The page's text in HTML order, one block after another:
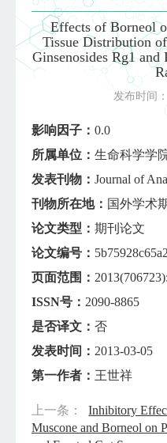
Effects of Borneol
Tissue Distribution
Ginsenosides Rg1
发布时间：
影响因子： 0.0
所属单位： 生命科学学
发表刊物： Journal of
刊物所在地： 国外学术
论文类型： 期刊论文
论文编号：
页面范围：
ISSN号： 2090-8865
是否译文： 否
发表时间： 2013-03-05
第一作者： 王世祥
上一条：
Inhibitory
Muscone and Borneol on